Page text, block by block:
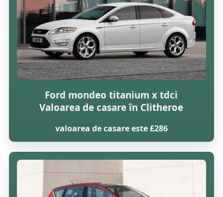
Ford mondeo titanium x tdci
Valoarea de casare în Clitheroe
valoarea de casare este £286